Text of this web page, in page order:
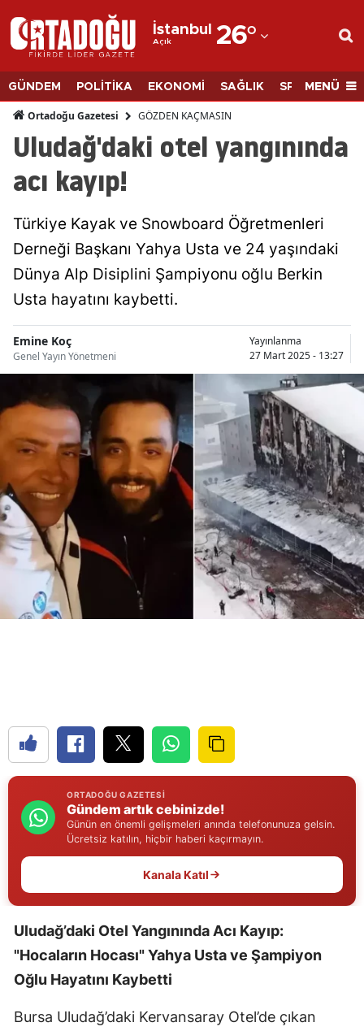
İstanbul
Açık 26°
Adana
Adıyaman
Afyonkarahisar
Ağrı
Ankara
Antalya
Artvin
Bingöl
Bitlis
Bolu
Burdur
Bursa
Çanakkale
Edirne
Elazığ
Erzincan
Erzurum
Eskişehir
Giresun
Gümüşhane
Hakkari
GÜNDEM POLİTİKA EKONOMİ SAĞLIK SPORMENÜ
Ortadoğu Gazetesi GÖZDEN KAÇMASIN
Uludağ'daki otel yangınında
acı kayıp!
Türkiye Kayak ve Snowboard Öğretmenleri
Derneği Başkanı Yahya Usta ve 24 yaşındaki
Dünya Alp Disiplini Şampiyonu oğlu Berkin
Usta hayatını kaybetti.
Emine Koç
Genel Yayın Yönetmeni
Yayınlanma
27 Mart 2025 - 13:27
ORTADOĞU GAZETESI
Gündem artık cebinizde!
Günün en önemli gelişmeleri anında telefonunuza gelsin.
Ücretsiz katılın, hiçbir haberi kaçırmayın.
Kanala Katıl
Uludağ’daki Otel Yangınında Acı Kayıp:
"Hocaların Hocası" Yahya Usta ve Şampiyon
Oğlu Hayatını Kaybetti
Bursa Uludağ’daki Kervansaray Otel’de çıkan